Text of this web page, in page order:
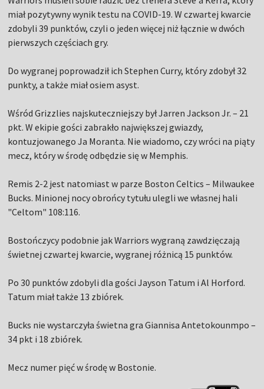
miał pozytywny wynik testu na COVID-19. W czwartej kwarcie
zdobyli 39 punktów, czyli o jeden więcej niż łącznie w dwóch
pierwszych częściach gry.
Do wygranej poprowadził ich Stephen Curry, który zdobył 32
punkty, a także miał osiem asyst.
Wśród Grizzlies najskuteczniejszy był Jarren Jackson Jr. – 21
pkt. W ekipie gości zabrakło największej gwiazdy,
kontuzjowanego Ja Moranta. Nie wiadomo, czy wróci na piąty
mecz, który w środę odbędzie się w Memphis.
Remis 2-2 jest natomiast w parze Boston Celtics – Milwaukee
Bucks. Minionej nocy obrońcy tytułu ulegli we własnej hali
"Celtom" 108:116.
Bostończycy podobnie jak Warriors wygraną zawdzięczają
świetnej czwartej kwarcie, wygranej różnicą 15 punktów.
Po 30 punktów zdobyli dla gości Jayson Tatum i Al Horford.
Tatum miał także 13 zbiórek.
Bucks nie wystarczyła świetna gra Giannisa Antetokounmpo –
34 pkt i 18 zbiórek.
Mecz numer pięć w środę w Bostonie.